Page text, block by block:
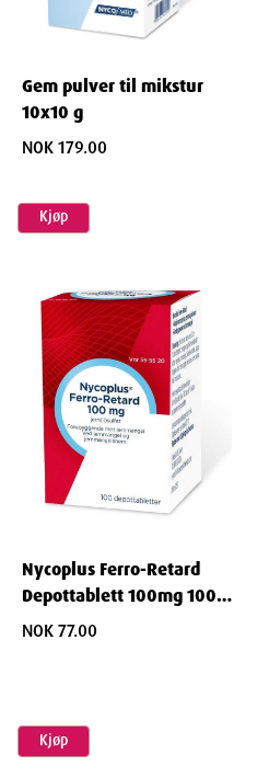
Gem pulver til mikstur
10x10 g
NOK 179.00
Kjøp
Nycoplus Ferro-Retard
Depottablett 100mg 100
STK
NOK 77.00
Kjøp